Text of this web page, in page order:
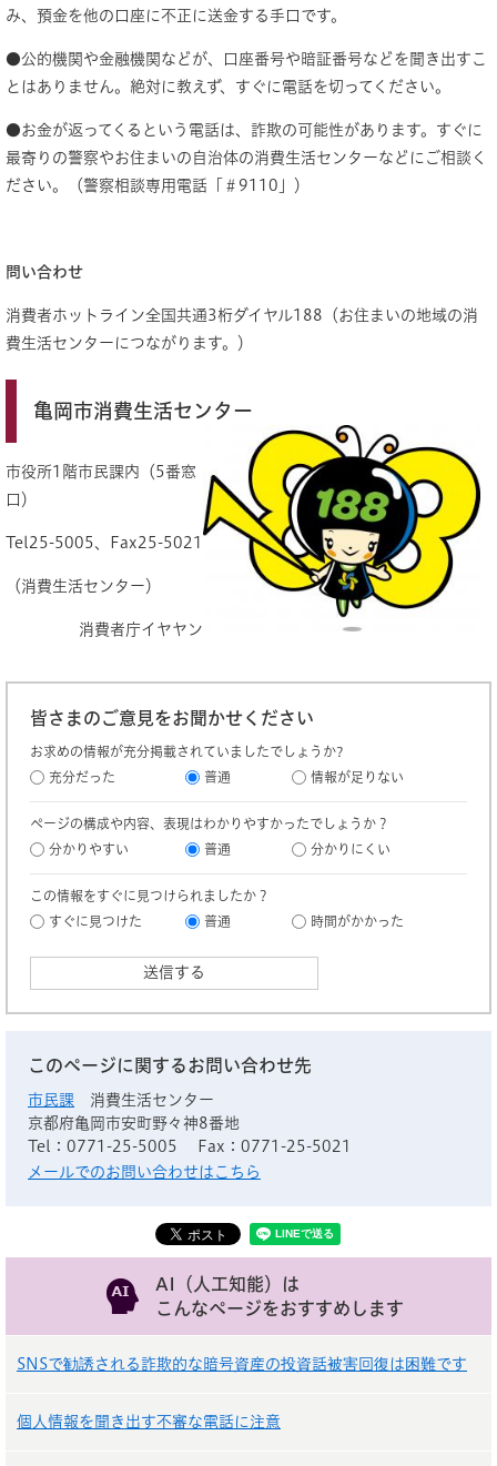
み、預金を他の口座に不正に送金する手口です。
●公的機関や金融機関などが、口座番号や暗証番号などを聞き出すこ
とはありません。絶対に教えず、すぐに電話を切ってください。
●お金が返ってくるという電話は、詐欺の可能性があります。すぐに
最寄りの警察やお住まいの自治体の消費生活センターなどにご相談く
ださい。（警察相談専用電話「＃9110」）
問い合わせ
消費者ホットライン全国共通3桁ダイヤル188（お住まいの地域の消
費生活センターにつながります。）
亀岡市消費生活センター
市役所1階市民課内（5番窓
口）
Tel25-5005、Fax25-5021
（消費生活センター）
消費者庁イヤヤン
皆さまのご意見をお聞かせください
お求めの情報が充分掲載されていましたでしょうか?
充分だった
普通 情報が足りない
ページの構成や内容、表現はわかりやすかったでしょうか？
分かりやすい
普通 分かりにくい
この情報をすぐに見つけられましたか？
すぐに見つけた
普通 時間がかかった
このページに関するお問い合わせ先
市民課
消費生活センター
京都府亀岡市安町野々神8番地
Tel：0771-25-5005
Fax：0771-25-5021
メールでのお問い合わせはこちら
AI（人工知能）は
こんなページをおすすめします
SNSで勧誘される詐欺的な暗号資産の投資話被害回復は困難です
個人情報を聞き出す不審な電話に注意